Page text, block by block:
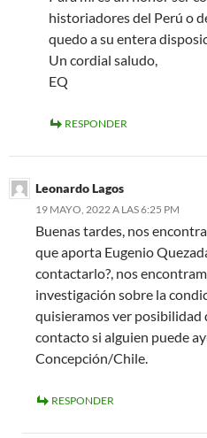
historiadores del Perú o
quedo a su entera
Un cordial saludo,
EQ
RESPONDER
Leonardo Lagos
19 MAYO, 2022 A LAS 6:25 PM
Buenas tardes, nos
que aporta Eugenio
contactarlo?, nos
investigación sobre la
quisieramos ver posibilidad
contacto si alguien puede
Concepción/Chile.
RESPONDER